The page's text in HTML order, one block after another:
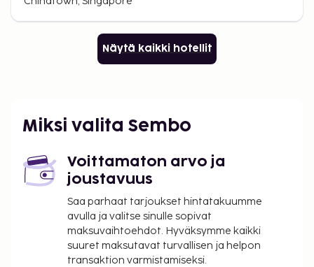
Näytä kaikki hotellit
Miksi valita Sembo
Voittamaton arvo ja
joustavuus
Saa parhaat tarjoukset hintatakuumme
avulla ja valitse sinulle sopivat
maksuvaihtoehdot. Hyväksymme kaikki
suuret maksutavat turvallisen ja helpon
transaktion varmistamiseksi.